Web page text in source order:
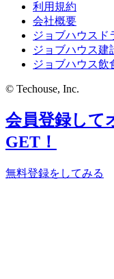
利用規約
会社概要
ジョブハウスド
ジョブハウス建
ジョブハウス飲
© Techouse, Inc.
会員登録して
GET！
無料登録をしてみる